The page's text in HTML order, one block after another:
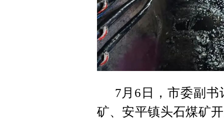
7月6日，市委副
矿、安平镇头石煤矿